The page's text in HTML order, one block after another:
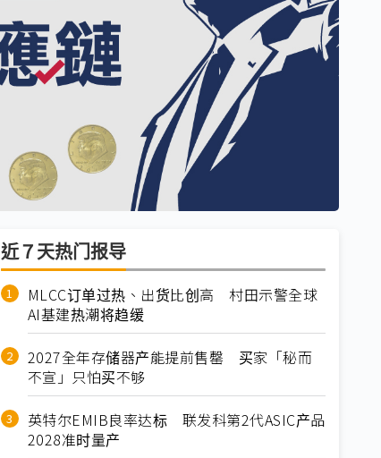
近７天热门报导
MLCC订单过热、出货比创高 村田示警全球
AI基建热潮将趋缓
2027全年存储器产能提前售罄 买家「秘而
不宣」只怕买不够
英特尔EMIB良率达标 联发科第2代ASIC产品
2028准时量产